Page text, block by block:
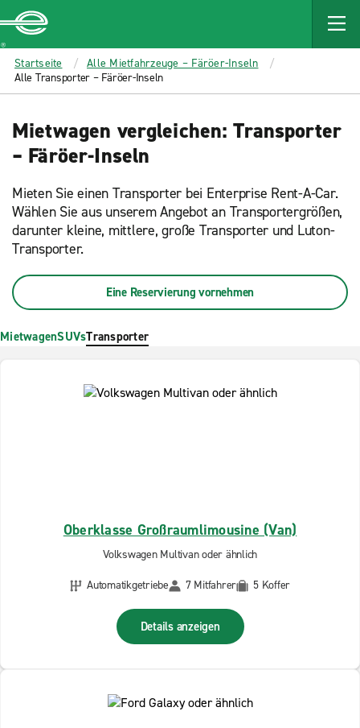
MAIN
CONTENT
Enterprise
Startseite
Alle Mietfahrzeuge – Färöer-Inseln
Alle Transporter – Färöer-Inseln
Mietwagen vergleichen: Transporter
– Färöer-Inseln
Mieten Sie einen Transporter bei Enterprise Rent-A-Car.
Wählen Sie aus unserem Angebot an Transportergrößen,
darunter kleine, mittlere, große Transporter und Luton-
Transporter.
Eine Reservierung vornehmen
MietwagenSUVsTransporter
Oberklasse Großraumlimousine (Van)
Volkswagen Multivan oder ähnlich
Automatikgetriebe
7 Mitfahrer 5 Koffer
Details anzeigen